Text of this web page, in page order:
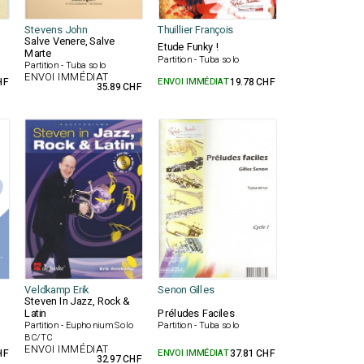
Stevens John Thuillier François
Salve Venere, Salve
Marte
Partition - Tuba solo
Etude Funky !
Partition - Tuba solo
ENVOI IMMÉDIAT
35.89 CHF ENVOI IMMÉDIAT19.78 CHF
Veldkamp Erik Senon Gilles
Steven In Jazz, Rock &
Latin
Partition - Euphonium Solo
BC/TC
Préludes Faciles
Partition - Tuba solo
ENVOI IMMÉDIAT
32.97 CHF ENVOI IMMÉDIAT37.81 CHF